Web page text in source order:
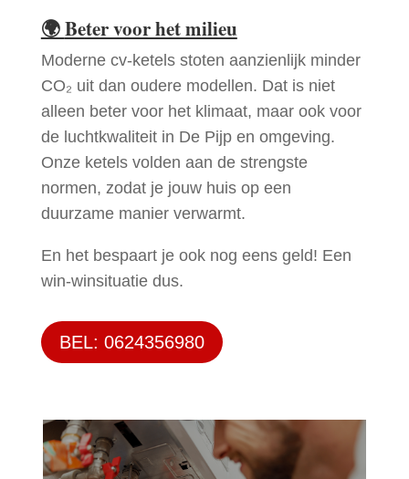
🌍Beter voor het milieu
Moderne cv-ketels stoten aanzienlijk minder
CO₂ uit dan oudere modellen. Dat is niet
alleen beter voor het klimaat, maar ook voor
de luchtkwaliteit in De Pijp en omgeving.
Onze ketels volden aan de strengste
normen, zodat je jouw huis op een
duurzame manier verwarmt.
En het bespaart je ook nog eens geld! Een
win-winsituatie dus.
BEL: 0624356980